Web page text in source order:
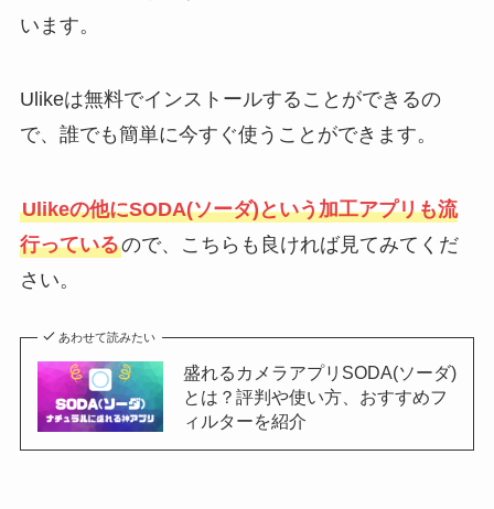
います。
Ulikeは無料でインストールすることができるの
で、誰でも簡単に今すぐ使うことができます。
Ulikeの他にSODA(ソーダ)という加工アプリも流
行っているので、こちらも良ければ見てみてくだ
さい。
あわせて読みたい
盛れるカメラアプリSODA(ソーダ)
とは？評判や使い方、おすすめフ
ィルターを紹介